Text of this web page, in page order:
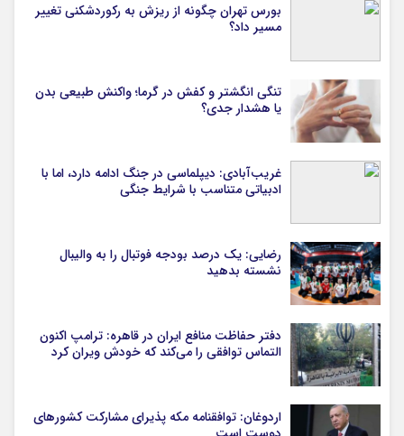
بورس تهران چگونه از ریزش به رکوردشکنی تغییر
مسیر داد؟
تنگی انگشتر و کفش در گرما؛ واکنش طبیعی بدن
یا هشدار جدی؟
غریب‌آبادی: دیپلماسی در جنگ ادامه دارد، اما با
ادبیاتی متناسب با شرایط جنگی
رضایی: یک درصد بودجه فوتبال را به والیبال
نشسته بدهید
دفتر حفاظت منافع ایران در قاهره: ترامپ اکنون
التماس توافقی را می‌کند که خودش ویران کرد
اردوغان: توافقنامه مکه پذیرای مشارکت کشورهای